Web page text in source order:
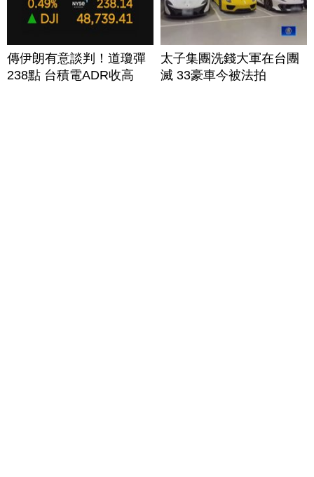
傳伊朗有意談判！道瓊彈
238點 台積電ADR收高
太子集團洗錢大軍在台團
滅 33豪車今被法拍